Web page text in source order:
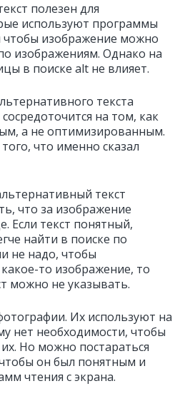
полезен для
используют программы
чтобы изображение можно
изображениям. Однако на
в поиске alt не влияет.
текста
на том, как
а не оптимизированным.
что именно сказал
текст
что за изображение
Если текст понятный,
найти в поиске по
не надо, чтобы
то изображение, то
можно не указывать.
Их используют на
нет необходимости, чтобы
Но можно постараться
он был понятным и
чтения с экрана.